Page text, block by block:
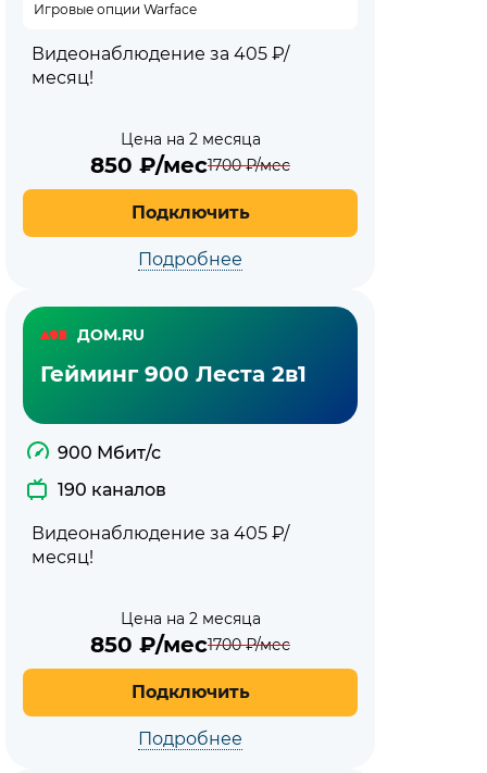
Игровые опции Warface
Видеонаблюдение за 405 ₽/
месяц!
Цена на 2 месяца
850 ₽/мес1700₽/мес
Подключить
Подробнее
ДОМ.RU
Гейминг 900 Леста 2в1
900 Мбит/с
190 каналов
Видеонаблюдение за 405 ₽/
месяц!
Цена на 2 месяца
850 ₽/мес1700₽/мес
Подключить
Подробнее